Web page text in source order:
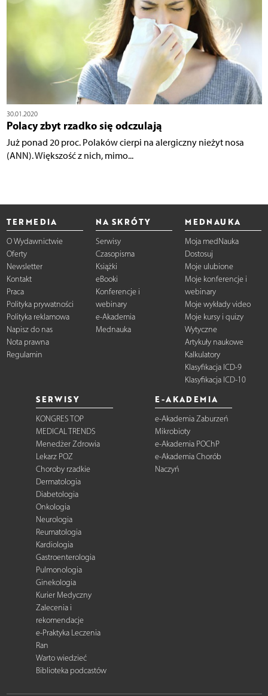
30.01.2020
Polacy zbyt rzadko się odczulają
Już ponad 20 proc. Polaków cierpi na alergiczny nieżyt nosa
(ANN). Większość z nich, mimo...
TERMEDIA
O Wydawnictwie
Oferty
Newsletter
Kontakt
Praca
Polityka prywatności
Polityka reklamowa
Napisz do nas
Nota prawna
Regulamin
NA SKRÓTY
Serwisy
Czasopisma
Książki
eBooki
Konferencje i
webinary
e-Akademia
Mednauka
MEDNAUKA
Moja medNauka
Dostosuj
Moje ulubione
Moje konferencje i
webinary
Moje wykłady video
Moje kursy i quizy
Wytyczne
Artykuły naukowe
Kalkulatory
Klasyfikacja ICD-9
Klasyfikacja ICD-10
SERWISY
KONGRES TOP
MEDICAL TRENDS
Menedżer Zdrowia
Lekarz POZ
Choroby rzadkie
Dermatologia
Diabetologia
Onkologia
Neurologia
Reumatologia
Kardiologia
Gastroenterologia
Pulmonologia
Ginekologia
Kurier Medyczny
Zalecenia i
rekomendacje
e-Praktyka Leczenia
Ran
Warto wiedzieć
Biblioteka podcastów
E-AKADEMIA
e-Akademia Zaburzeń
Mikrobioty
e-Akademia POChP
e-Akademia Chorób
Naczyń